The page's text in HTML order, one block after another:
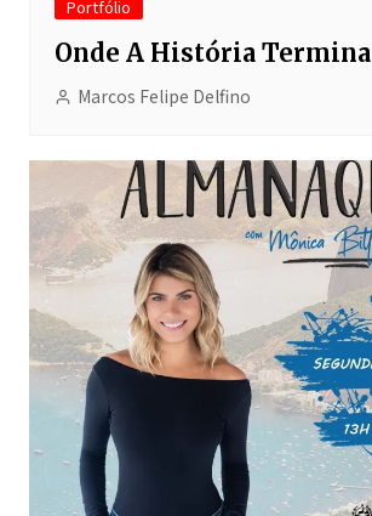
Portfólio
Onde A História Termina
Marcos Felipe Delfino